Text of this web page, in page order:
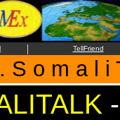
| TellFriend
S o m a l i